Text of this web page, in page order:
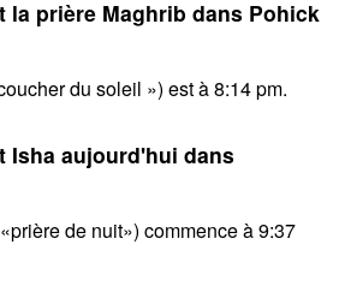
la prière Maghrib dans Pohick
du soleil ») est à 8:14 pm.
Isha aujourd'hui dans
de nuit») commence à 9:37